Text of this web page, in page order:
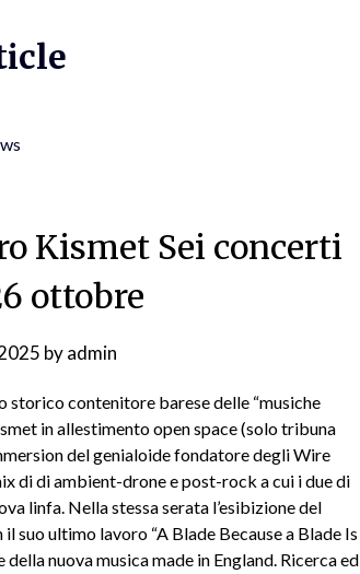
Kismet Sei concerti
ottobre
byadmin
storico contenitore barese delle “musiche
in allestimento open space (solo tribuna
del genialoide fondatore degli Wire
di di ambient-drone e post-rock a cui i due di
linfa. Nella stessa serata l’esibizione del
suo ultimo lavoro “A Blade Because a Blade Is
nuova musica made in England. Ricerca ed